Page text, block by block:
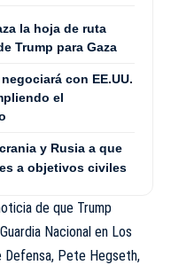
la hoja de ruta
Trump para Gaza
con EE.UU.
el
y Rusia a que
a objetivos civiles
de que Trump
Nacional en Los
Pete Hegseth,